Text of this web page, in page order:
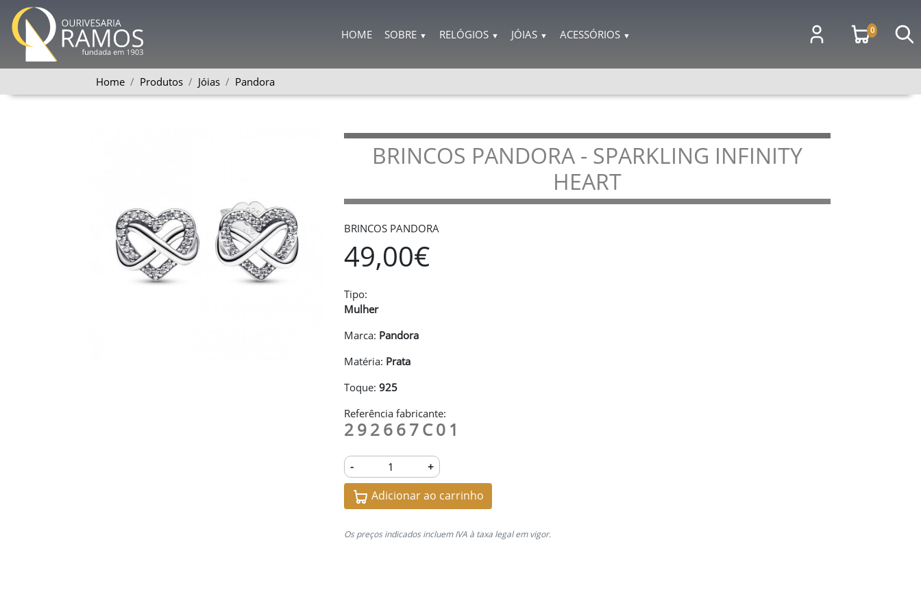
HOME SOBRE ▼ RELÓGIOS ▼ JÓIAS ▼ ACESSÓRIOS ▼ 0
Home Produtos Jóias Pandora
BRINCOS PANDORA - SPARKLING INFINITY
HEART
BRINCOS PANDORA
49,00€
Tipo:
Mulher
Marca: Pandora
Matéria: Prata
Toque: 925
Referência fabricante:
292667C01
- +
Adicionar ao carrinho
Os preços indicados incluem IVA à taxa legal em vigor.